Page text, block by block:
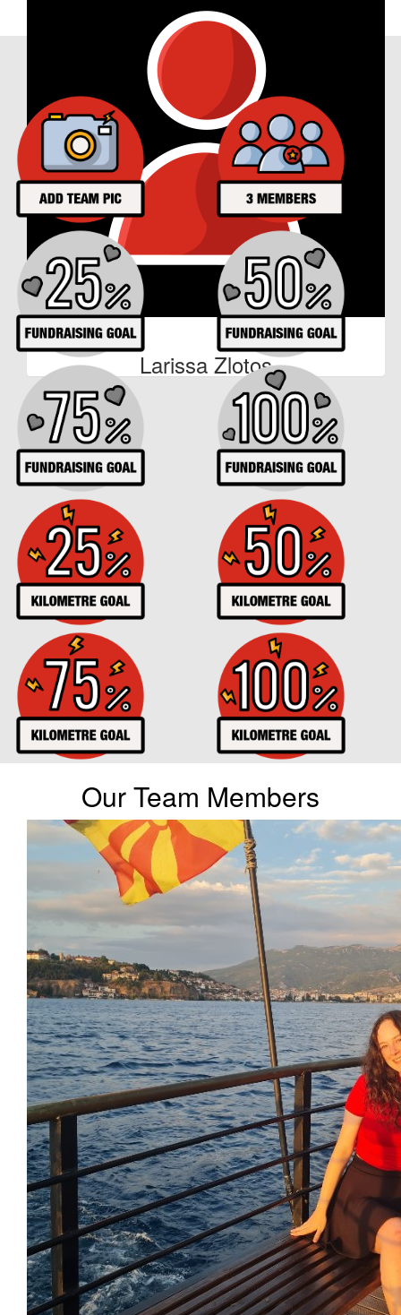
€5
Larissa Zlotos
Our Achievements
Our Team Members